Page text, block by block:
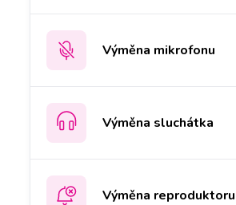
Výměna mikrofonu
Výměna sluchátka
Výměna